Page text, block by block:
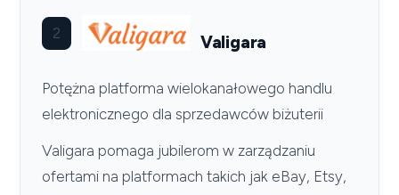
2 Valigara
Potężna platforma wielokanałowego handlu
elektronicznego dla sprzedawców biżuterii
Valigara pomaga jubilerom w zarządzaniu
ofertami na platformach takich jak eBay, Etsy,